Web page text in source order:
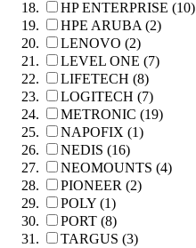
HP ENTERPRISE (10)
HPE ARUBA (2)
LENOVO (2)
LEVEL ONE (7)
LIFETECH (8)
LOGITECH (7)
METRONIC (19)
NAPOFIX (1)
NEDIS (16)
NEOMOUNTS (4)
PIONEER (2)
POLY (1)
PORT (8)
TARGUS (3)